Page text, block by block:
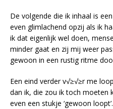
De volgende die ik inhaal is
even glimlachend opzij als ik
ik dat eigenlijk wel doen,
minder gaat en zij mij weer
gewoon in een rustig ritme
Een eind verder v√≥√≥r me
dan ik, die zou ik toch moeten
even een stukje ‘gewoon